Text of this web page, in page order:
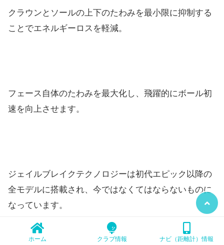
クラウンとソールの上下のたわみを最小限に抑制する
ことでエネルギーロスを軽減。
フェース自体のたわみを最大化し、飛躍的にボール初
速を向上させます。
ジェイルブレイクテクノロジーは初代エピック以降の
全モデルに搭載され、今ではなくてはならないものに
なっています。
ホーム クラブ情報 ナビ（距離計）情報